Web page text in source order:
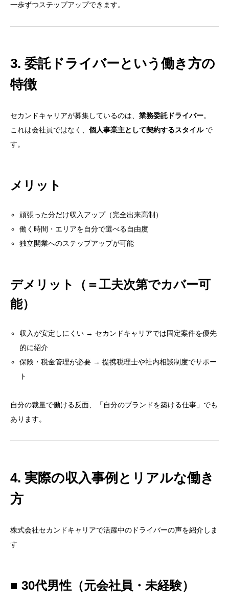
一歩ずつステップアップできます。
3. 委託ドライバーという働き方の
特徴
セカンドキャリアが募集しているのは、 業務委託ドライバー。
これは会社員ではなく、 個人事業主として契約するスタイルで
す。
メリット
頑張った分だけ収入アップ（完全出来高制）
働く時間・エリアを自分で選べる自由度
独立開業へのステップアップが可能
デメリット（＝工夫次第でカバー可
能）
収入が安定しにくい → セカンドキャリアでは固定案件を優先
的に紹介
保険・税金管理が必要 → 提携税理士や社内相談制度でサポー
ト
自分の裁量で働ける反面、「自分のブランドを築ける仕事」でも
あります。
4. 実際の収入事例とリアルな働き
方
株式会社セカンドキャリアで活躍中のドライバーの声を紹介しま
す
■ 30代男性（元会社員・未経験）